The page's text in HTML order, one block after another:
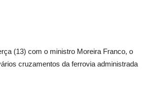
(13) com o ministro Moreira Franco, o
cruzamentos da ferrovia administrada